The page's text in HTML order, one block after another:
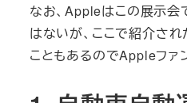
なお、Appleはこの展示会
はないが、ここで紹介さ
こともあるのでAppleファ